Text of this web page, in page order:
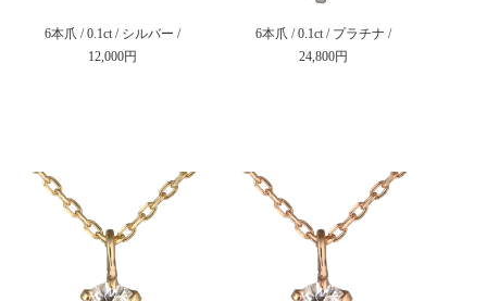
6本爪 / 0.1ct / シルバー /
12,000円
6本爪 / 0.1ct / プラチナ /
24,800円